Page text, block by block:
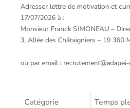
Adresser lettre de motivation et
17/07/2026 à :
Monsieur Franck SIMONEAU –
3, Allée des Châtaigniers – 19 360
ou par email :
Catégorie Temps